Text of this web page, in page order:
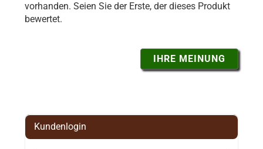
vorhanden. Seien Sie der Erste, der dieses Produkt
bewertet.
IHRE MEINUNG
Kundenlogin